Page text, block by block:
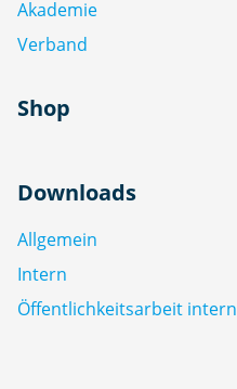
Akademie
Verband
Shop
Downloads
Allgemein
Intern
Öffentlichkeitsarbeit intern